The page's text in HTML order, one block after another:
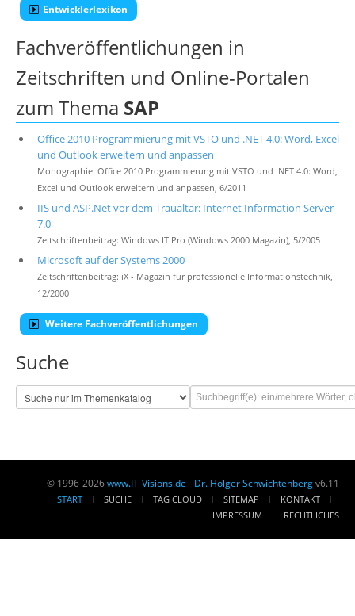
Entwicklerlexikon
Fachveröffentlichungen in
Zeitschriften und Online-Portalen
zum Thema SAP
Office 2010 Programmierung mit VSTO und .NET 4.0: Word, Excel
und Outlook erweitern und anpassen
Monographie: Office 2010 Programmierung mit VSTO und .NET 4.0: Word,
Excel und Outlook erweitern und anpassen, 6/2011
IIS und ASP.Net vor dem Traualtar: Internet Information Server
7.0
Zeitschriftenbeitrag: Windows IT Pro (Windows 2000 Magazin), 5/2005
Microsoft auf der Systems 2000
Zeitschriftenbeitrag: iX - Magazin für professionelle Informationstechnik,
12/2000
Weitere Fachveröffentlichungen
Suche
© 1996-2026www.IT-Visions.de - Dr. Holger Schwichtenbergv6.11
START SUCHE TAG CLOUD SITEMAP
KONTAKT
IMPRESSUM
RECHTLICHES